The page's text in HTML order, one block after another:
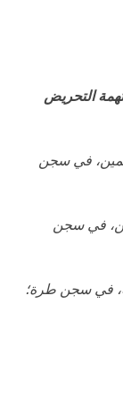
التحريض
في سجن
في سجن
في سجن طرة؛